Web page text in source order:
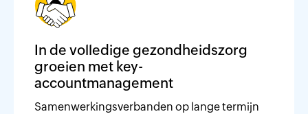
In de volledige gezondheidszorg
groeien met key-
accountmanagement
Samenwerkingsverbanden op lange termijn